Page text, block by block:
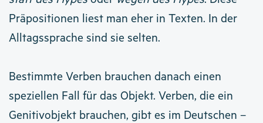
Präpositionen liest man eher in Texten. In der
Alltagssprache sind sie selten.
Bestimmte Verben brauchen danach einen
speziellen Fall für das Objekt. Verben, die ein
Genitivobjekt brauchen, gibt es im Deutschen –